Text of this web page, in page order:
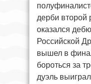
дерби второй
оказался
Российской
вышел в
бороться за
дуэль